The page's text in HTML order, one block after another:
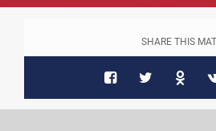
SHARE THIS